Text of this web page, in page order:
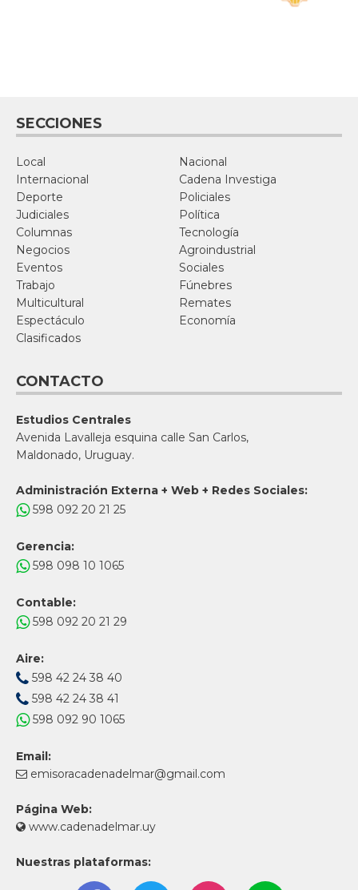
SECCIONES
Local
Nacional
Internacional
Cadena Investiga
Deporte
Policiales
Judiciales
Política
Columnas
Tecnología
Negocios
Agroindustrial
Eventos
Sociales
Trabajo
Fúnebres
Multicultural
Remates
Espectáculo
Economía
Clasificados
CONTACTO
Estudios Centrales
Avenida Lavalleja esquina calle San Carlos,
Maldonado, Uruguay.
Administración Externa + Web + Redes Sociales:
598 092 20 21 25
Gerencia:
598 098 10 1065
Contable:
598 092 20 21 29
Aire:
598 42 24 38 40
598 42 24 38 41
598 092 90 1065
Email:
emisoracadenadelmar@gmail.com
Página Web:
www.cadenadelmar.uy
Nuestras plataformas: